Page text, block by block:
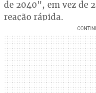
de 2040", em vez de
reação rápida.